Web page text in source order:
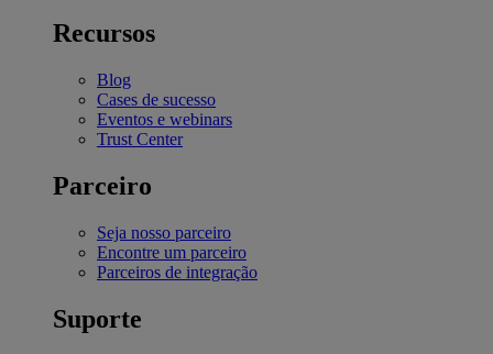
Recursos
Blog
Cases de sucesso
Eventos e webinars
Trust Center
Parceiro
Seja nosso parceiro
Encontre um parceiro
Parceiros de integração
Suporte